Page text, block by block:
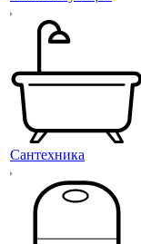
Сантехника